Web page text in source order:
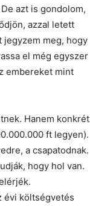
azt is gondolom,
azzal letett
jegyzem meg, hogy
el még egyszer
embereket mint
Hanem konkrét
ft legyen).
a csapatodnak.
hogy hol van.
évi költségvetés